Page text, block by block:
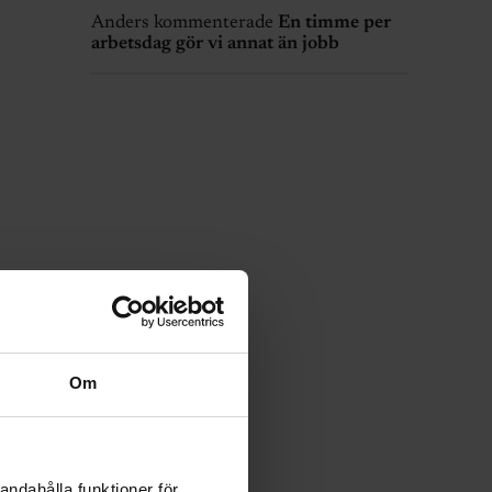
Om
Anders kommenterade En timme per
arbetsdag gör vi annat än jobb